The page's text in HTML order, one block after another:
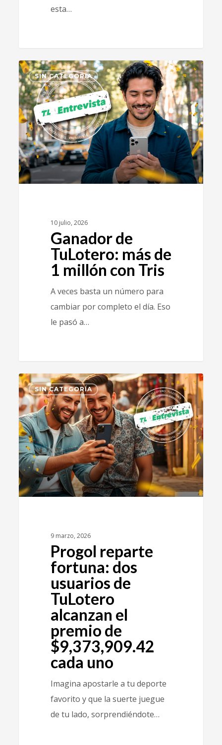
esta…
SIN CATEGORÍA
10 julio, 2026
Ganador de
TuLotero: más de
1 millón con Tris
A veces basta un número para
cambiar por completo el día. Eso
le pasó a…
0
SIN CATEGORÍA
9 marzo, 2026
Progol reparte
fortuna: dos
usuarios de
TuLotero
alcanzan el
premio de
$9,373,909.42
cada uno
Imagina apostarle a tu deporte
favorito y que la suerte juegue
de tu lado, sorprendiéndote…
0